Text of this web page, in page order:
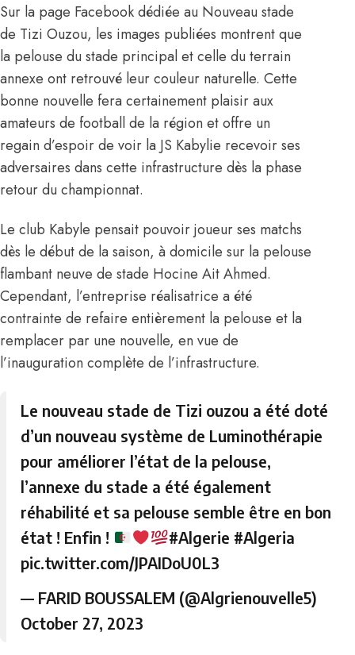
Sur la page Facebook dédiée au Nouveau stade
de Tizi Ouzou, les images publiées montrent que
la pelouse du stade principal et celle du terrain
annexe ont retrouvé leur couleur naturelle. Cette
bonne nouvelle fera certainement plaisir aux
amateurs de football de la région et offre un
regain d’espoir de voir la JS Kabylie recevoir ses
adversaires dans cette infrastructure dès la phase
retour du championnat.
Le club Kabyle pensait pouvoir joueur ses matchs
dès le début de la saison, à domicile sur la pelouse
flambant neuve de stade Hocine Ait Ahmed.
Cependant, l’entreprise réalisatrice a été
contrainte de refaire entièrement la pelouse et la
remplacer par une nouvelle, en vue de
l’inauguration complète de l’infrastructure.
Le nouveau stade de Tizi ouzou a été doté
d’un nouveau système de Luminothérapie
pour améliorer l’état de la pelouse,
l’annexe du stade a été également
réhabilité et sa pelouse semble être en bon
état ! Enfin !
#Algerie #Algeria
pic.twitter.com/JPAIDoU0L3
— FARID BOUSSALEM (@Algrienouvelle5)
October 27, 2023